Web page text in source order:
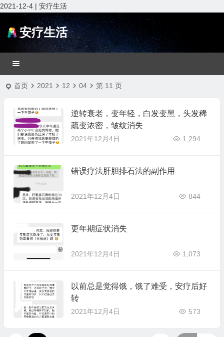
2021-12-4 | 安疗生活
安疗生活
首页 2021 12 04 第 11 页
逆转衰老，变年轻，白发变黑，头发稀
疏变浓密，皱纹消失
2021年12月4日 1,294
错误疗法肝胆排石法的副作用
2021年12月4日 844
更年期症状消失
2021年12月4日 1,073
以前总是觉得饿，饿了难受，安疗后好
转
2021年12月4日 573